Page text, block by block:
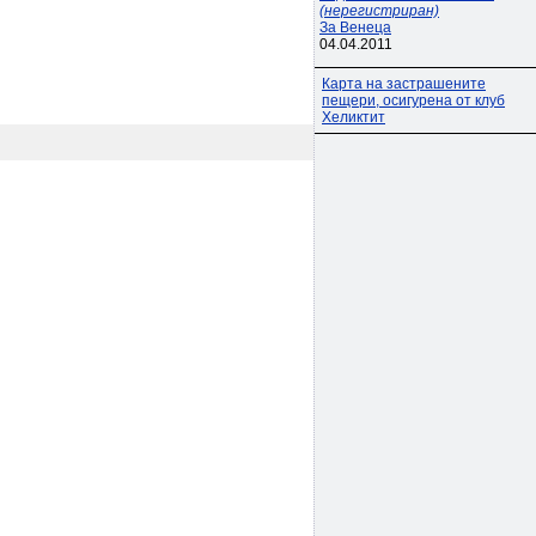
(нерегистриран)
За Венеца
04.04.2011
Карта на застрашените
пещери, осигурена от клуб
Хеликтит